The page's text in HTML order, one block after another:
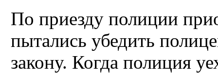
По приезду полиции
пытались убедить
закону. Когда полиция